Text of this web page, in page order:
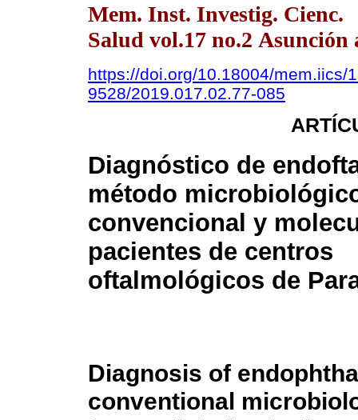
Mem. Inst. Investig. Cienc.
Salud vol.17 no.2 Asunción
https://doi.org/10.18004/mem.iics/
9528/2019.017.02.77-085
Diagnóstico de
método
convencional y
pacientes de centros
oftalmológicos de
Diagnosis of
conventional